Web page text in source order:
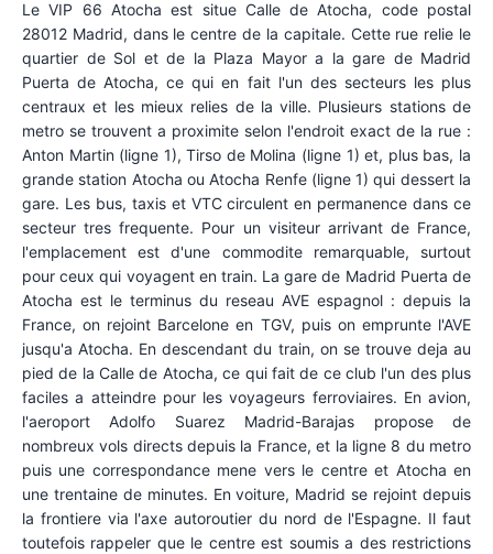
Le VIP 66 Atocha est situe Calle de Atocha, code postal
28012 Madrid, dans le centre de la capitale. Cette rue relie le
quartier de Sol et de la Plaza Mayor a la gare de Madrid
Puerta de Atocha, ce qui en fait l'un des secteurs les plus
centraux et les mieux relies de la ville. Plusieurs stations de
metro se trouvent a proximite selon l'endroit exact de la rue :
Anton Martin (ligne 1), Tirso de Molina (ligne 1) et, plus bas, la
grande station Atocha ou Atocha Renfe (ligne 1) qui dessert la
gare. Les bus, taxis et VTC circulent en permanence dans ce
secteur tres frequente. Pour un visiteur arrivant de France,
l'emplacement est d'une commodite remarquable, surtout
pour ceux qui voyagent en train. La gare de Madrid Puerta de
Atocha est le terminus du reseau AVE espagnol : depuis la
France, on rejoint Barcelone en TGV, puis on emprunte l'AVE
jusqu'a Atocha. En descendant du train, on se trouve deja au
pied de la Calle de Atocha, ce qui fait de ce club l'un des plus
faciles a atteindre pour les voyageurs ferroviaires. En avion,
l'aeroport Adolfo Suarez Madrid-Barajas propose de
nombreux vols directs depuis la France, et la ligne 8 du metro
puis une correspondance mene vers le centre et Atocha en
une trentaine de minutes. En voiture, Madrid se rejoint depuis
la frontiere via l'axe autoroutier du nord de l'Espagne. Il faut
toutefois rappeler que le centre est soumis a des restrictions